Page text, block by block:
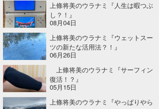
上條将美のウラナミ『人生は暇つぶ
し？！』
08月04日
上條将美のウラナミ『ウェットスー
ツの新たな活用法？！』
06月26日
上條将美のウラナミ『サーフィン
復活！？』
05月15日
上條将美のウラナミ『やっぱりやら